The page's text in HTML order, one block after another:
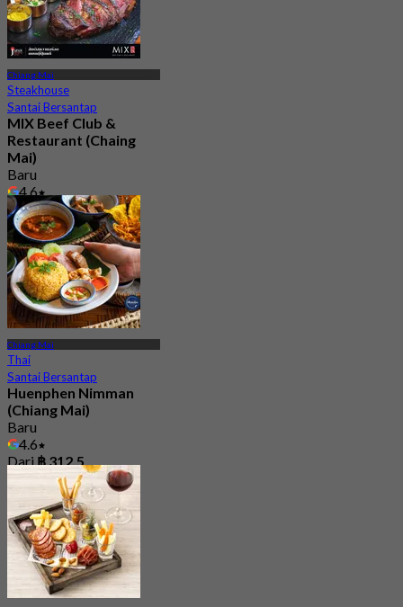
Chiang Mai
Steakhouse
Santai Bersantap
MIX Beef Club &
Restaurant (Chaing
Mai)
Baru
4.6
Dari฿ 645
Chiang Mai
Thai
Santai Bersantap
Huenphen Nimman
(Chiang Mai)
Baru
4.6
Dari฿ 312.5